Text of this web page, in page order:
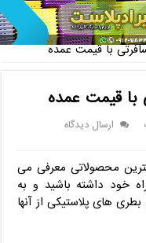
با قیمت عمده
با قیمت عمده
ارسال دیدگاه
محصولاتی معرفی می
خود داشته باشید و به
های پلاستیکی از آنها